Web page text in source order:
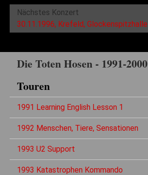
Nächstes Konzert
30.11.1996, Krefeld, Glockenspitzhalle
Die Toten Hosen - 1991-2000
Touren
1991 Learning English Lesson 1
1992 Menschen, Tiere, Sensationen
1993 U2 Support
1993 Katastrophen Kommando